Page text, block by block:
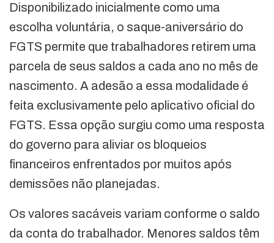
Disponibilizado inicialmente como uma
escolha voluntária, o saque-aniversário do
FGTS permite que trabalhadores retirem uma
parcela de seus saldos a cada ano no mês de
nascimento. A adesão a essa modalidade é
feita exclusivamente pelo aplicativo oficial do
FGTS. Essa opção surgiu como uma resposta
do governo para aliviar os bloqueios
financeiros enfrentados por muitos após
demissões não planejadas.
Os valores sacáveis variam conforme o saldo
da conta do trabalhador. Menores saldos têm